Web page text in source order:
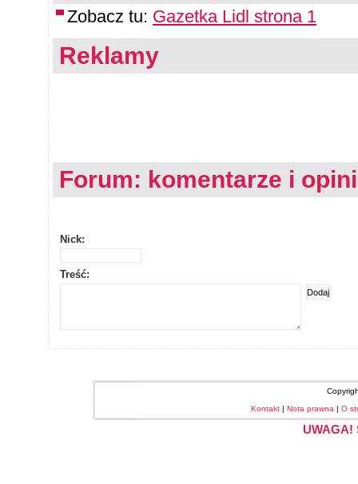
Zobacz tu: Gazetka Lidl strona 1
Reklamy
Forum: komentarze i
Nick:
Treść:
Kontakt | Nota prawna | O
UWAGA!